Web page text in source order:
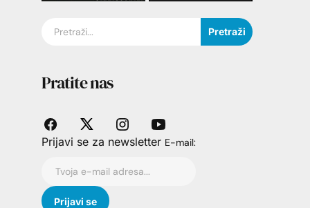
Pretraži
Pratite nas
Prijavi se za newsletter E-mail: